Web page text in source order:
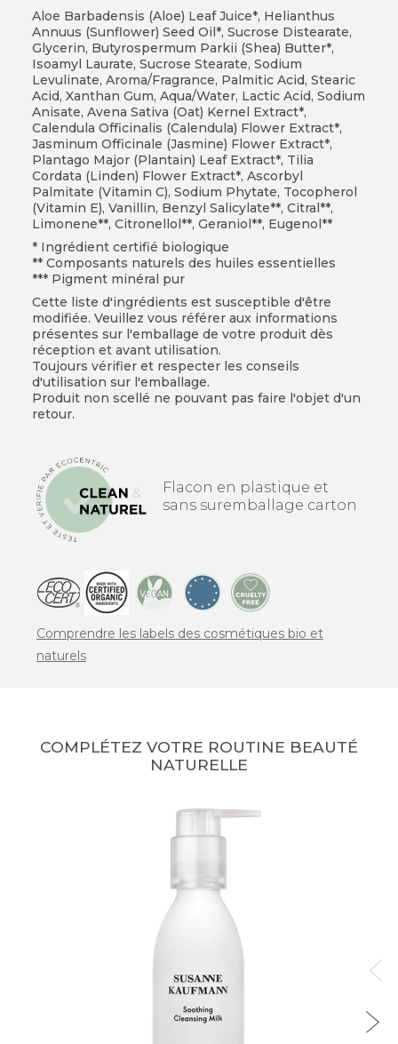
Aloe Barbadensis (Aloe) Leaf Juice*, Helianthus
Annuus (Sunflower) Seed Oil*, Sucrose Distearate,
Glycerin, Butyrospermum Parkii (Shea) Butter*,
Isoamyl Laurate, Sucrose Stearate, Sodium
Levulinate, Aroma/Fragrance, Palmitic Acid, Stearic
Acid, Xanthan Gum, Aqua/Water, Lactic Acid, Sodium
Anisate, Avena Sativa (Oat) Kernel Extract*,
Calendula Officinalis (Calendula) Flower Extract*,
Jasminum Officinale (Jasmine) Flower Extract*,
Plantago Major (Plantain) Leaf Extract*, Tilia
Cordata (Linden) Flower Extract*, Ascorbyl
Palmitate (Vitamin C), Sodium Phytate, Tocopherol
(Vitamin E), Vanillin, Benzyl Salicylate**, Citral**,
Limonene**, Citronellol**, Geraniol**, Eugenol**
* Ingrédient certifié biologique
** Composants naturels des huiles essentielles
*** Pigment minéral pur
Cette liste d'ingrédients est susceptible d'être
modifiée. Veuillez vous référer aux informations
présentes sur l'emballage de votre produit dès
réception et avant utilisation.
Toujours vérifier et respecter les conseils
d'utilisation sur l'emballage.
Produit non scellé ne pouvant pas faire l'objet d'un
retour.
Flacon en plastique et
sans suremballage carton
Comprendre les labels des cosmétiques bio et
naturels
COMPLÉTEZ VOTRE ROUTINE BEAUTÉ
NATURELLE